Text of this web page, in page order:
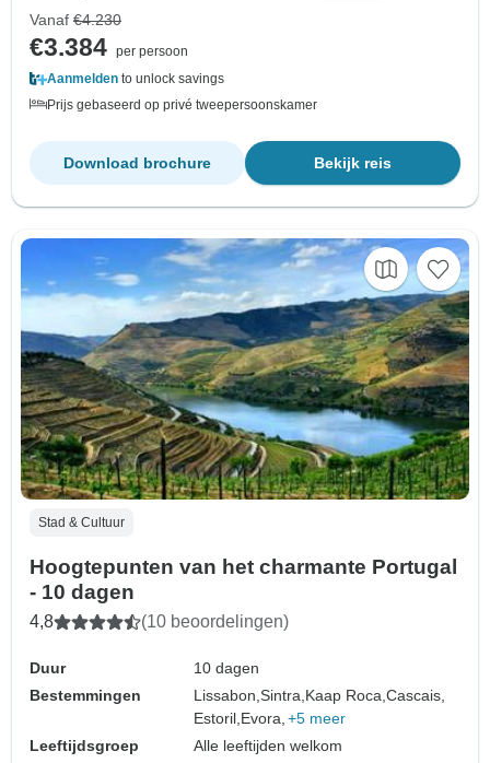
Vanaf €4.230
€3.384 per persoon
Aanmelden to unlock savings
Prijs gebaseerd op privé tweepersoonskamer
Bekijk reis
Download brochure
Stad & Cultuur
Hoogtepunten van het charmante Portugal
- 10 dagen
4,8 (10 beoordelingen)
Duur
10 dagen
Bestemmingen
Lissabon,Sintra, Kaap Roca,Cascais,
Estoril, Evora, +5 meer
Leeftijdsgroep
Alle leeftijden welkom